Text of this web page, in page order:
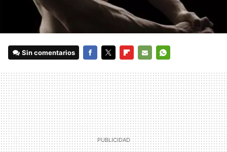
Sin comentarios
MAIL